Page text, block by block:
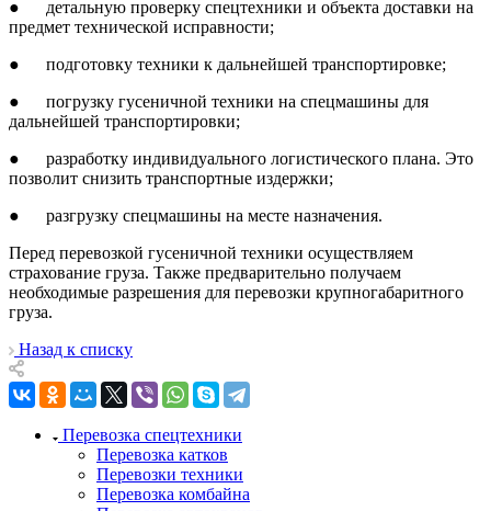
● детальную проверку спецтехники и объекта доставки на
предмет технической исправности;
● подготовку техники к дальнейшей транспортировке;
● погрузку гусеничной техники на спецмашины для
дальнейшей транспортировки;
● разработку индивидуального логистического плана. Это
позволит снизить транспортные издержки;
● разгрузку спецмашины на месте назначения.
Перед перевозкой гусеничной техники осуществляем
страхование груза. Также предварительно получаем
необходимые разрешения для перевозки крупногабаритного
груза.
Назад к списку
Перевозка спецтехники
Перевозка катков
Перевозки техники
Перевозка комбайна